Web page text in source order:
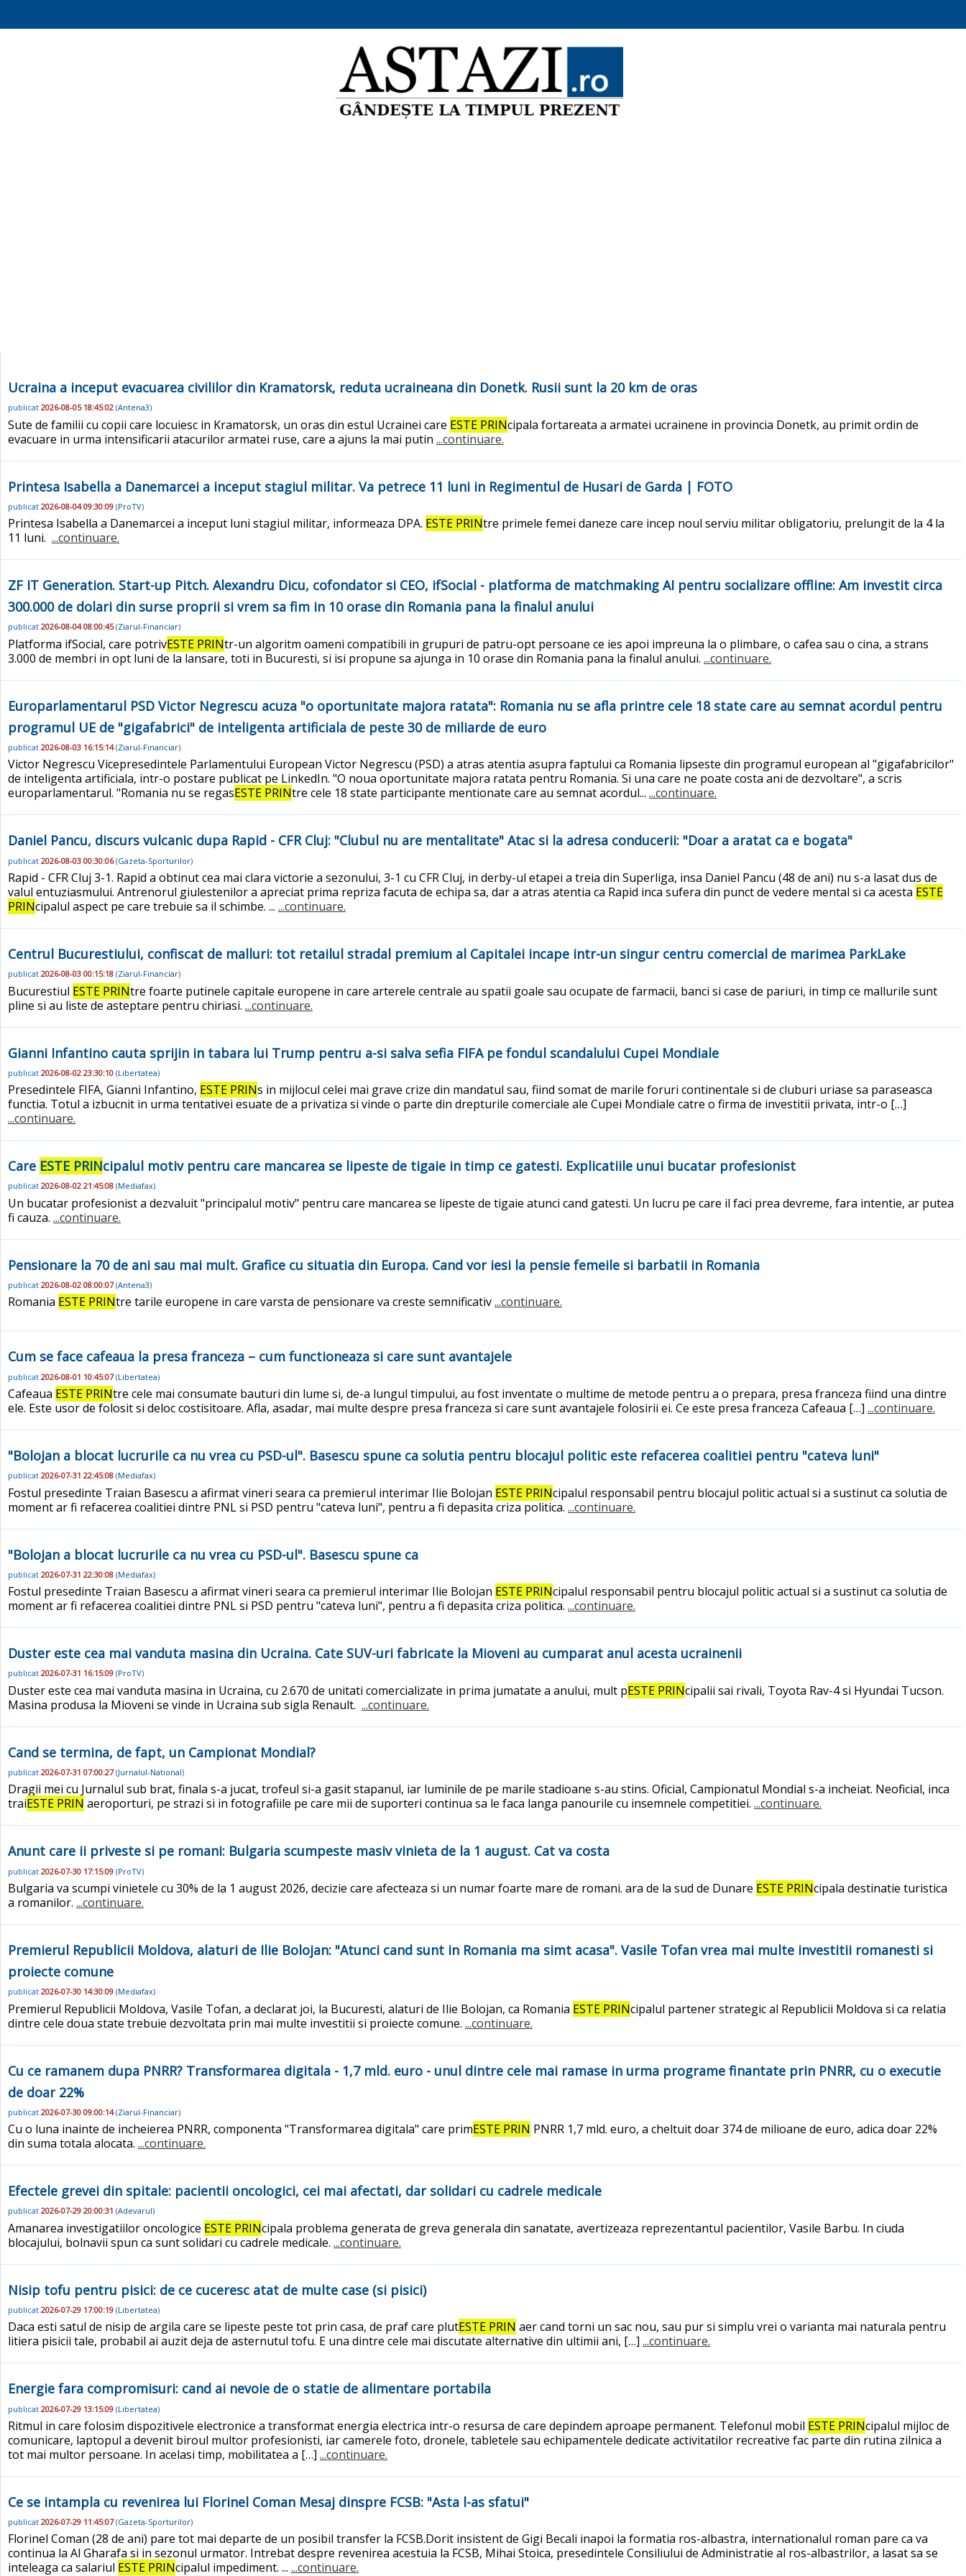
Ucraina a inceput evacuarea civililor din Kramatorsk, reduta ucraineana din Donetk. Rusii sunt la 20 km de oras
publicat 2026-08-05 18:45:02 (Antena3)
Sute de familii cu copii care locuiesc in Kramatorsk, un oras din estul Ucrainei care ESTE PRINcipala fortareata a armatei ucrainene in provincia Donetk, au primit ordin de
evacuare in urma intensificarii atacurilor armatei ruse, care a ajuns la mai putin ...continuare.
Printesa Isabella a Danemarcei a inceput stagiul militar. Va petrece 11 luni in Regimentul de Husari de Garda | FOTO
publicat 2026-08-04 09:30:09 (ProTV)
Printesa Isabella a Danemarcei a inceput luni stagiul militar, informeaza DPA. ESTE PRINtre primele femei daneze care incep noul serviu militar obligatoriu, prelungit de la 4 la
11 luni. ...continuare.
ZF IT Generation. Start-up Pitch. Alexandru Dicu, cofondator si CEO, ifSocial - platforma de matchmaking AI pentru socializare offline: Am investit circa
300.000 de dolari din surse proprii si vrem sa fim in 10 orase din Romania pana la finalul anului
publicat 2026-08-04 08:00:45(Ziarul-Financiar)
Platforma ifSocial, care potrivESTE PRINtr-un algoritm oameni compatibili in grupuri de patru-opt persoane ce ies apoi impreuna la o plimbare, o cafea sau o cina, a strans
3.000 de membri in opt luni de la lansare, toti in Bucuresti, si isi propune sa ajunga in 10 orase din Romania pana la finalul anului. ...continuare.
Europarlamentarul PSD Victor Negrescu acuza "o oportunitate majora ratata": Romania nu se afla printre cele 18 state care au semnat acordul pentru
programul UE de "gigafabrici" de inteligenta artificiala de peste 30 de miliarde de euro
publicat 2026-08-03 16:15:14(Ziarul-Financiar)
Victor Negrescu Vicepresedintele Parlamentului European Victor Negrescu (PSD) a atras atentia asupra faptului ca Romania lipseste din programul european al "gigafabricilor"
de inteligenta artificiala, intr-o postare publicat pe LinkedIn. "O noua oportunitate majora ratata pentru Romania. Si una care ne poate costa ani de dezvoltare", a scris
europarlamentarul. "Romania nu se regasESTE PRINtre cele 18 state participante mentionate care au semnat acordul... ...continuare.
Daniel Pancu, discurs vulcanic dupa Rapid - CFR Cluj: "Clubul nu are mentalitate" Atac si la adresa conducerii: "Doar a aratat ca e bogata"
publicat 2026-08-03 00:30:06(Gazeta-Sporturilor)
Rapid - CFR Cluj 3-1. Rapid a obtinut cea mai clara victorie a sezonului, 3-1 cu CFR Cluj, in derby-ul etapei a treia din Superliga, insa Daniel Pancu (48 de ani) nu s-a lasat dus de
valul entuziasmului. Antrenorul giulestenilor a apreciat prima repriza facuta de echipa sa, dar a atras atentia ca Rapid inca sufera din punct de vedere mental si ca acesta ESTE
PRINcipalul aspect pe care trebuie sa il schimbe. ... ...continuare.
Centrul Bucurestiului, confiscat de malluri: tot retailul stradal premium al Capitalei incape intr-un singur centru comercial de marimea ParkLake
publicat 2026-08-03 00:15:18 (Ziarul-Financiar)
Bucurestiul ESTE PRINtre foarte putinele capitale europene in care arterele centrale au spatii goale sau ocupate de farmacii, banci si case de pariuri, in timp ce mallurile sunt
pline si au liste de asteptare pentru chiriasi. ...continuare.
Gianni Infantino cauta sprijin in tabara lui Trump pentru a-si salva sefia FIFA pe fondul scandalului Cupei Mondiale
publicat 2026-08-02 23:30:10 (Libertatea)
Presedintele FIFA, Gianni Infantino, ESTE PRINs in mijlocul celei mai grave crize din mandatul sau, fiind somat de marile foruri continentale si de cluburi uriase sa paraseasca
functia. Totul a izbucnit in urma tentativei esuate de a privatiza si vinde o parte din drepturile comerciale ale Cupei Mondiale catre o firma de investitii privata, intr-o […]
...continuare.
Care ESTE PRINcipalul motiv pentru care mancarea se lipeste de tigaie in timp ce gatesti. Explicatiile unui bucatar profesionist
publicat 2026-08-02 21:45:08 (Mediafax)
Un bucatar profesionist a dezvaluit "principalul motiv" pentru care mancarea se lipeste de tigaie atunci cand gatesti. Un lucru pe care il faci prea devreme, fara intentie, ar putea
fi cauza. ...continuare.
Pensionare la 70 de ani sau mai mult. Grafice cu situatia din Europa. Cand vor iesi la pensie femeile si barbatii in Romania
publicat 2026-08-02 08:00:07(Antena3)
Romania ESTE PRINtre tarile europene in care varsta de pensionare va creste semnificativ...continuare.
Cum se face cafeaua la presa franceza – cum functioneaza si care sunt avantajele
publicat 2026-08-01 10:45:07(Libertatea)
Cafeaua ESTE PRINtre cele mai consumate bauturi din lume si, de-a lungul timpului, au fost inventate o multime de metode pentru a o prepara, presa franceza fiind una dintre
ele. Este usor de folosit si deloc costisitoare. Afla, asadar, mai multe despre presa franceza si care sunt avantajele folosirii ei. Ce este presa franceza Cafeaua […] ...continuare.
"Bolojan a blocat lucrurile ca nu vrea cu PSD-ul". Basescu spune ca solutia pentru blocajul politic este refacerea coalitiei pentru "cateva luni"
publicat 2026-07-31 22:45:08 (Mediafax)
Fostul presedinte Traian Basescu a afirmat vineri seara ca premierul interimar Ilie Bolojan ESTE PRINcipalul responsabil pentru blocajul politic actual si a sustinut ca solutia de
moment ar fi refacerea coalitiei dintre PNL si PSD pentru "cateva luni", pentru a fi depasita criza politica. ...continuare.
"Bolojan a blocat lucrurile ca nu vrea cu PSD-ul". Basescu spune ca
publicat 2026-07-31 22:30:08 (Mediafax)
Fostul presedinte Traian Basescu a afirmat vineri seara ca premierul interimar Ilie Bolojan ESTE PRINcipalul responsabil pentru blocajul politic actual si a sustinut ca solutia de
moment ar fi refacerea coalitiei dintre PNL si PSD pentru "cateva luni", pentru a fi depasita criza politica. ...continuare.
Duster este cea mai vanduta masina din Ucraina. Cate SUV-uri fabricate la Mioveni au cumparat anul acesta ucrainenii
publicat 2026-07-31 16:15:09 (ProTV)
Duster este cea mai vanduta masina in Ucraina, cu 2.670 de unitati comercializate in prima jumatate a anului, mult pESTE PRINcipalii sai rivali, Toyota Rav-4 si Hyundai Tucson.
Masina produsa la Mioveni se vinde in Ucraina sub sigla Renault. ...continuare.
Cand se termina, de fapt, un Campionat Mondial?
publicat 2026-07-31 07:00:27(Jurnalul-National)
Dragii mei cu Jurnalul sub brat, finala s-a jucat, trofeul si-a gasit stapanul, iar luminile de pe marile stadioane s-au stins. Oficial, Campionatul Mondial s-a incheiat. Neoficial, inca
traiESTE PRIN aeroporturi, pe strazi si in fotografiile pe care mii de suporteri continua sa le faca langa panourile cu insemnele competitiei. ...continuare.
Anunt care ii priveste si pe romani: Bulgaria scumpeste masiv vinieta de la 1 august. Cat va costa
publicat 2026-07-30 17:15:09 (ProTV)
Bulgaria va scumpi vinietele cu 30% de la 1 august 2026, decizie care afecteaza si un numar foarte mare de romani. ara de la sud de Dunare ESTE PRINcipala destinatie turistica
a romanilor. ...continuare.
Premierul Republicii Moldova, alaturi de Ilie Bolojan: "Atunci cand sunt in Romania ma simt acasa". Vasile Tofan vrea mai multe investitii romanesti si
proiecte comune
publicat 2026-07-30 14:30:09 (Mediafax)
Premierul Republicii Moldova, Vasile Tofan, a declarat joi, la Bucuresti, alaturi de Ilie Bolojan, ca Romania ESTE PRINcipalul partener strategic al Republicii Moldova si ca relatia
dintre cele doua state trebuie dezvoltata prin mai multe investitii si proiecte comune. ...continuare.
Cu ce ramanem dupa PNRR? Transformarea digitala - 1,7 mld. euro - unul dintre cele mai ramase in urma programe finantate prin PNRR, cu o executie
de doar 22%
publicat 2026-07-30 09:00:14(Ziarul-Financiar)
Cu o luna inainte de incheierea PNRR, componenta "Transformarea digitala" care primESTE PRIN PNRR 1,7 mld. euro, a cheltuit doar 374 de milioane de euro, adica doar 22%
din suma totala alocata. ...continuare.
Efectele grevei din spitale: pacientii oncologici, cei mai afectati, dar solidari cu cadrele medicale
publicat 2026-07-29 20:00:31 (Adevarul)
Amanarea investigatiilor oncologice ESTE PRINcipala problema generata de greva generala din sanatate, avertizeaza reprezentantul pacientilor, Vasile Barbu. In ciuda
blocajului, bolnavii spun ca sunt solidari cu cadrele medicale. ...continuare.
Nisip tofu pentru pisici: de ce cuceresc atat de multe case (si pisici)
publicat 2026-07-29 17:00:19 (Libertatea)
Daca esti satul de nisip de argila care se lipeste peste tot prin casa, de praf care plutESTE PRIN aer cand torni un sac nou, sau pur si simplu vrei o varianta mai naturala pentru
litiera pisicii tale, probabil ai auzit deja de asternutul tofu. E una dintre cele mai discutate alternative din ultimii ani, […] ...continuare.
Energie fara compromisuri: cand ai nevoie de o statie de alimentare portabila
publicat 2026-07-29 13:15:09 (Libertatea)
Ritmul in care folosim dispozitivele electronice a transformat energia electrica intr-o resursa de care depindem aproape permanent. Telefonul mobil ESTE PRINcipalul mijloc de
comunicare, laptopul a devenit biroul multor profesionisti, iar camerele foto, dronele, tabletele sau echipamentele dedicate activitatilor recreative fac parte din rutina zilnica a
tot mai multor persoane. In acelasi timp, mobilitatea a […] ...continuare.
Ce se intampla cu revenirea lui Florinel Coman Mesaj dinspre FCSB: "Asta l-as sfatui"
publicat 2026-07-29 11:45:07(Gazeta-Sporturilor)
Florinel Coman (28 de ani) pare tot mai departe de un posibil transfer la FCSB.Dorit insistent de Gigi Becali inapoi la formatia ros-albastra, internationalul roman pare ca va
continua la Al Gharafa si in sezonul urmator. Intrebat despre revenirea acestuia la FCSB, Mihai Stoica, presedintele Consiliului de Administratie al ros-albastrilor, a lasat sa se
inteleaga ca salariul ESTE PRINcipalul impediment. ... ...continuare.